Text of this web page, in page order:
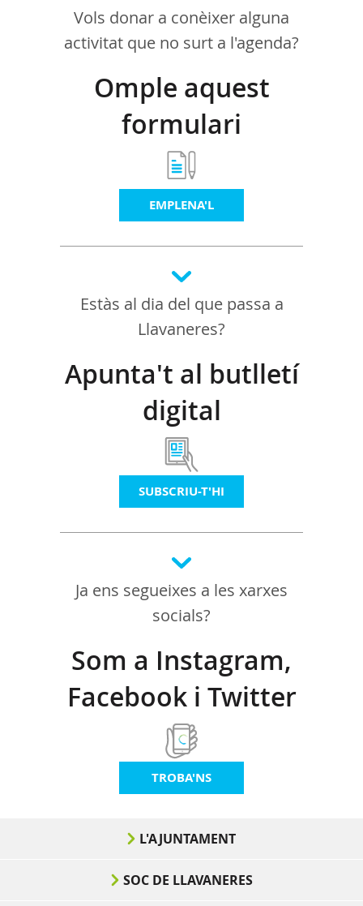
Vols donar a conèixer alguna
activitat que no surt a l'agenda?
Omple aquest
formulari
EMPLENA'L
Estàs al dia del que passa a
Llavaneres?
Apunta't al butlletí
digital
SUBSCRIU-T'HI
Ja ens segueixes a les xarxes
socials?
Som a Instagram,
Facebook i Twitter
TROBA'NS
L'AJUNTAMENT
SOC DE LLAVANERES